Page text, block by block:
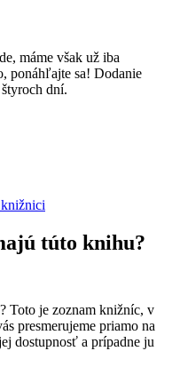
máme však už iba
ponáhľajte sa! Dodanie
dní.
túto knihu?
Toto je zoznam knižníc, v
presmerujeme priamo na
dostupnosť a prípadne ju